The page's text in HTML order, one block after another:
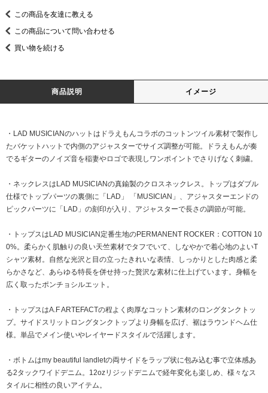
この商品を友達に教える
この商品について問い合わせる
買い物を続ける
商品説明 イメージ
・LAD MUSICIANのハットはドラえもんコラボのコットンツイル素材で製作し
たバケットハットで内側のアジャスターでサイズ調整が可能。ドラえもんが奏
でるギターのノイズ音を稲妻やロゴで表現しワンポイントでさりげなく刺繍。
・ネックレスはLAD MUSICIANの真鍮製のクロスネックレス。トップはダブル
仕様でトップパーツの裏側に「LAD」 「MUSICIAN」、アジャスターエンドの
ピックパーツに「LAD」の刻印が入り、アジャスターで長さの調節が可能。
・トップスはLAD MUSICIAN定番生地のPERMANENT ROCKER：COTTON 10
0%。柔らかく肌触りの良い天竺素材でタフでいて、しなやかで着心地のよいT
シャツ素材。自然な光沢と目の立ったきれいな表情、しっかりとした肉感と柔
らかさなど、あらゆる特長を併せ持った贅沢な素材に仕上げています。身幅を
広く取ったポンチョシルエット。
・トップスはA.F ARTEFACTの程よく肉厚なコットン素材のロングタンクトッ
プ。サイドスリットロングタンクトップより身幅を広げ、裾はラウンドヘム仕
様。単品でメイン使いやレイヤードスタイルで活躍します。
・ボトムはmy beautiful landletの両サイドをラップ状に包み込む事で立体感あ
る2タックワイドデニム。12ozリジッドデニムで経年変化も楽しめ、様々なス
タイルに相性の良いアイテム。